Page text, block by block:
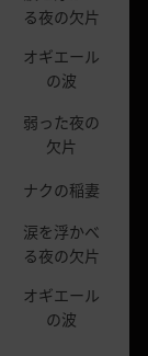
る夜の欠片
オギエール
の波
弱った夜の
欠片
ナクの稲妻
涙を浮かべ
る夜の欠片
オギエール
の波